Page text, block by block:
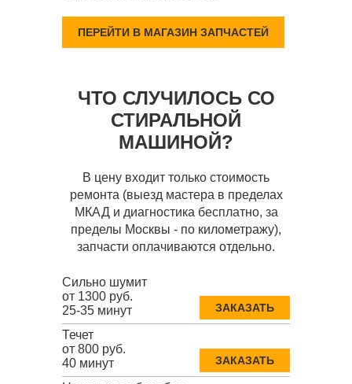
ПЕРЕЙТИ В МАГАЗИН ЗАПЧАСТЕЙ
ЧТО СЛУЧИЛОСЬ СО
СТИРАЛЬНОЙ
МАШИНОЙ?
В цену входит только стоимость
ремонта (выезд мастера в пределах
МКАД и диагностика бесплатно, за
пределы Москвы - по километражу),
запчасти оплачиваются отдельно.
Сильно шумит
от 1300 руб.
25-35 минут
ЗАКАЗАТЬ
Течет
от 800 руб.
40 минут
ЗАКАЗАТЬ